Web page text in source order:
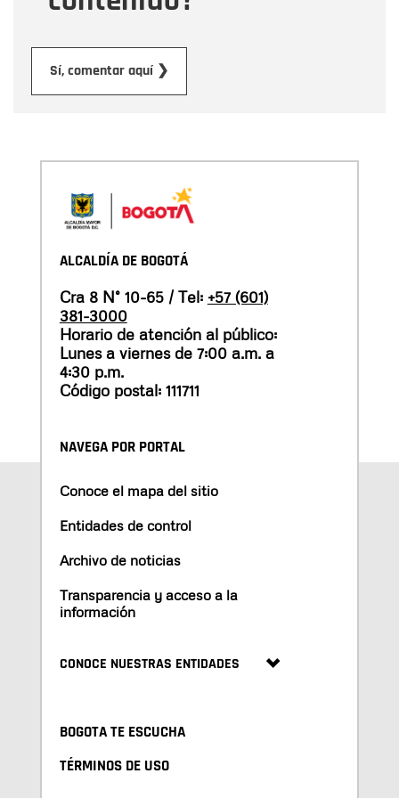
Sí, comentar aquí ❯
ALCALDÍA DE BOGOTÁ
Cra 8 N° 10-65 / Tel: +57 (601)
381-3000
Horario de atención al público:
Lunes a viernes de 7:00 a.m. a
4:30 p.m.
Código postal: 111711
NAVEGA POR PORTAL
Conoce el mapa del sitio
Entidades de control
Archivo de noticias
Transparencia y acceso a la
información
CONOCE NUESTRAS ENTIDADES
BOGOTA TE ESCUCHA
TÉRMINOS DE USO